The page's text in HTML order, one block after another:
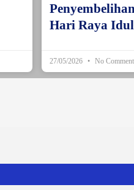
Hari Raya
27/05/2026 No